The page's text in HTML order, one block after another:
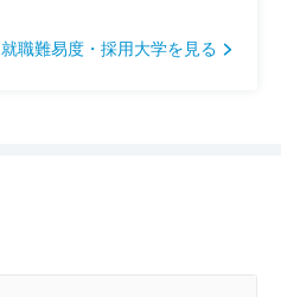
就職難易度・採用大学を見る